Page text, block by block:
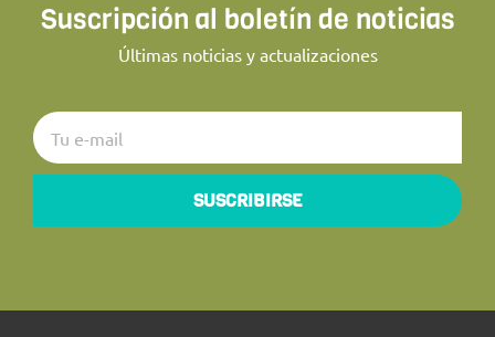
Suscripción al boletín de noticias
Últimas noticias y actualizaciones
SUSCRIBIRSE